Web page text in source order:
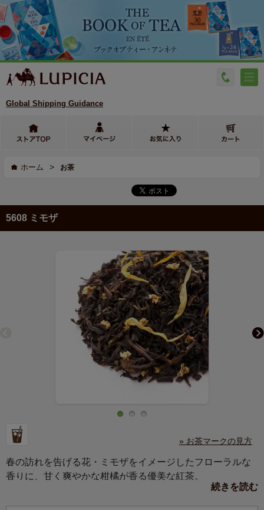
Global Shipping Guidance
ホーム > お茶
5608 ミモザ
» お茶マークの見方
春の訪れを告げる花・ミモザをイメージしたフローラルな
香りに、甘く爽やかな柑橘が香る優美な紅茶。
職場や家庭の女性へ感謝をこめて贈られるミモザの花のよ
続きを読む